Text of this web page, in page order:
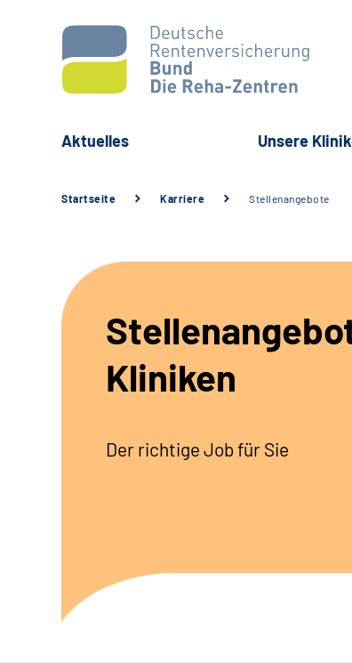
Aktuelles Unsere
Startseite Karriere Stellenangebote
Kliniken
Der richtige Job für Sie